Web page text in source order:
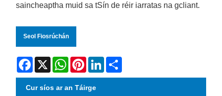
saincheaptha muid sa tSín de réir iarratas na gcliant.
Seol Fiosrúchán
Facebook
X WhatsApp
PinterestLinkedIn
Cur síos ar an Táirge